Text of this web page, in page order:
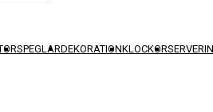
SPEGLARDEKORATIONKLOCKOR